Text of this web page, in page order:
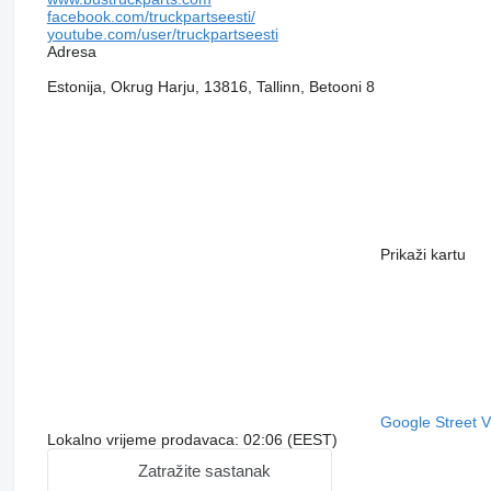
facebook.com/truckpartseesti/
youtube.com/user/truckpartseesti
Adresa
Estonija, Okrug Harju, 13816, Tallinn, Betooni 8
Prikaži kartu
Google Street
Lokalno vrijeme prodavaca: 02:06 (EEST)
Zatražite sastanak